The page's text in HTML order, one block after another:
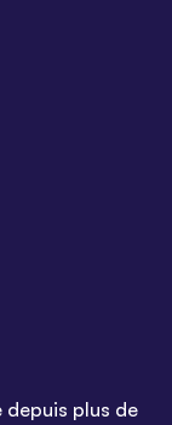
depuis plus de